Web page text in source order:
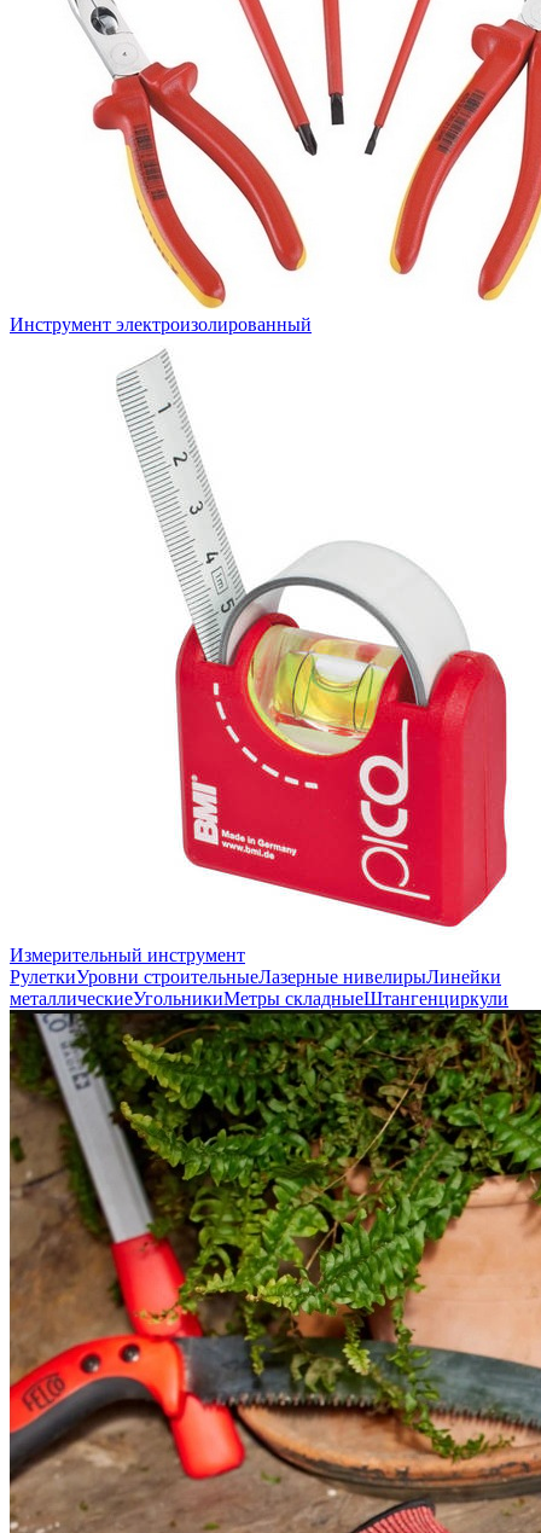
Инструмент электроизолированный
Измерительный инструмент
РулеткиУровни строительныеЛазерные нивелирыЛинейки
металлическиеУгольникиМетры складныеШтангенциркули